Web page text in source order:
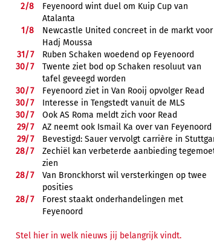
2/8
Feyenoord wint duel om Kuip Cup van
Atalanta
1/8
Newcastle United concreet in de markt voor
Hadj Moussa
31/7
Ruben Schaken woedend op Feyenoord
30/7
Twente ziet bod op Schaken resoluut van
tafel geveegd worden
30/7
Feyenoord ziet in Van Rooij opvolger Read
30/7
Interesse in Tengstedt vanuit de MLS
30/7
Ook AS Roma meldt zich voor Read
29/7
AZ neemt ook Ismail Ka over van Feyenoord
29/7
Bevestigd: Sauer vervolgt carrière in
28/7
Zechiël kan verbeterde aanbieding
zien
28/7
Van Bronckhorst wil versterkingen op twee
posities
28/7
Forest staakt onderhandelingen met
Feyenoord
Stel hier in welk nieuws jij belangrijk vindt.